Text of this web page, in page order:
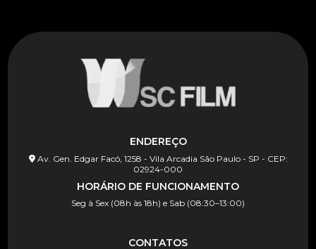
ENDEREÇO
Av. Gen. Edgar Facó, 1258 - Vila Arcadia São Paulo - SP - CEP:
02924-000
HORÁRIO DE FUNCIONAMENTO
Seg à Sex (08h às 18h) e Sab (08:30–13:00)
CONTATOS